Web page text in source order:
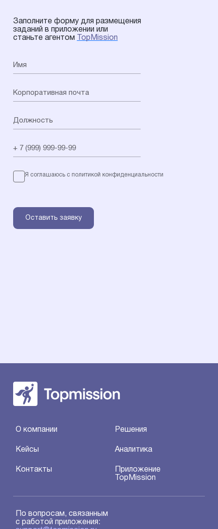
Заполните форму для размещения
заданий в приложении или
станьте агентом
TopMission
Я соглашаюсь с политикой конфиденциальности
О компании Решения
Кейсы Аналитика
Контакты
Приложение
TopMission
По вопросам, связанным
с работой приложения: